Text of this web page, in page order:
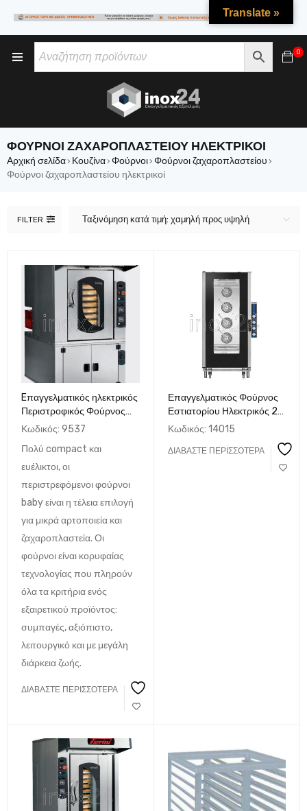
0
ΦΟΎΡΝΟΙ ΖΑΧΑΡΟΠΛΑΣΤΕΊΟΥ ΗΛΕΚΤΡΙΚΟΊ
Αρχική σελίδα› Κουζίνα› Φούρνοι› Φούρνοι ζαχαροπλαστείου ›
Φούρνοι ζαχαροπλαστείου ηλεκτρικοί
FILTER Ταξινόμηση κατά τιμή: χαμηλή προς υψηλή
Eπαγγελματικός ηλεκτρικός
Περιστροφικός Φούρνος
Αρτοποιείας &
12 ταψιά, τύπος BABY,
FIORINI Ιταλίας
Κωδικός: 9537
Πολύ compact και
ευέλικτοι, οι
περιστρεφόμενοι φούρνοι
baby είναι η τέλεια επιλογή
για μικρά αρτοποιεία και
ζαχαροπλαστεία. Οι
φούρνοι είναι κορυφαίας
τεχνολογίας που πληρούν
όλα τα κριτήρια ενός
εξαιρετικού προϊόντος:
συμπαγές, αξιόπιστο,
λειτουργικό και με μεγάλη
διάρκεια ζωής.
ΔΙΑΒΆΣΤΕ ΠΕΡΙΣΣΌΤΕΡΑ
Επαγγελματικός Φούρνος
Εστιατορίου Ηλεκτρικός 20
GN1/1 94x100x193 cm
Κωδικός: 14015
ΔΙΑΒΆΣΤΕ ΠΕΡΙΣΣΌΤΕΡΑ
Translate »